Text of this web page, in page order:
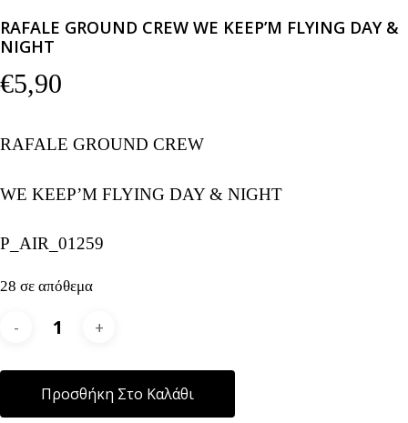
RAFALE GROUND CREW WE KEEP’M FLYING DAY &
NIGHT
€5,90
RAFALE GROUND CREW
WE KEEP’M FLYING DAY & NIGHT
P_AIR_01259
28 σε απόθεμα
Προσθήκη Στο Καλάθι